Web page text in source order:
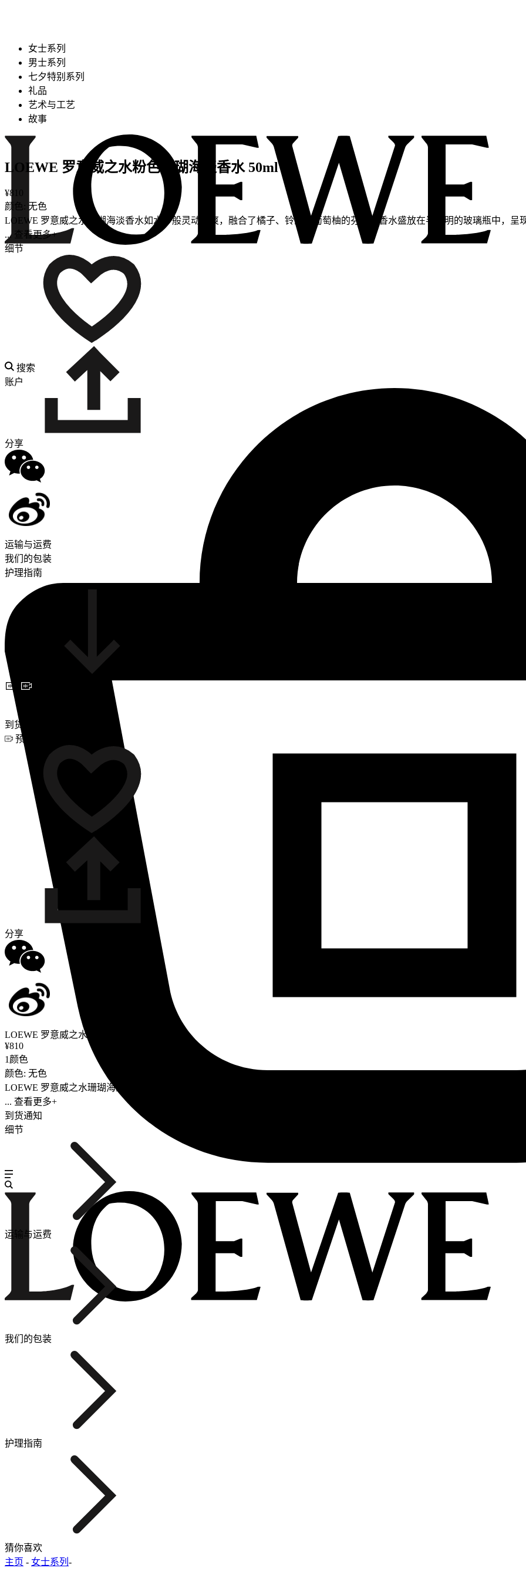
女士系列
男士系列
七夕特别系列
礼品
艺术与工艺
故事
搜索
账户
LOEWE 罗意威之水粉色珊瑚海淡香水 50ml
¥810
颜色: 无色
LOEWE 罗意威之水珊瑚海淡香水如水一般灵动清爽，融合了橘子、铃兰和葡萄柚的芬芳。香水盛放在半透明的玻璃瓶中，呈
... 查看更多+
细节
分享
运输与运费
我们的包装
护理指南
到货通知
预约视频咨询
分享
LOEWE 罗意威之水粉色珊瑚海淡香水 50ml
¥810
1颜色
颜色: 无色
LOEWE 罗意威之水珊瑚海淡香水如水一般灵动清爽，融合了橘子、铃兰和葡萄柚的芬芳。香水盛放在半透明的玻璃瓶中，呈
... 查看更多+
到货通知
细节
运输与运费
我们的包装
护理指南
猜你喜欢
主页 - 女士系列 -